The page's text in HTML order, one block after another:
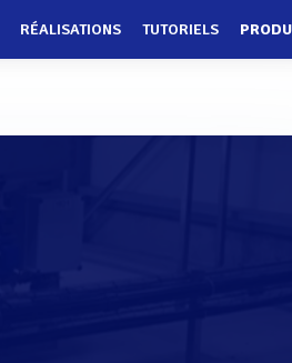
RÉALISATIONS TUTORIELS